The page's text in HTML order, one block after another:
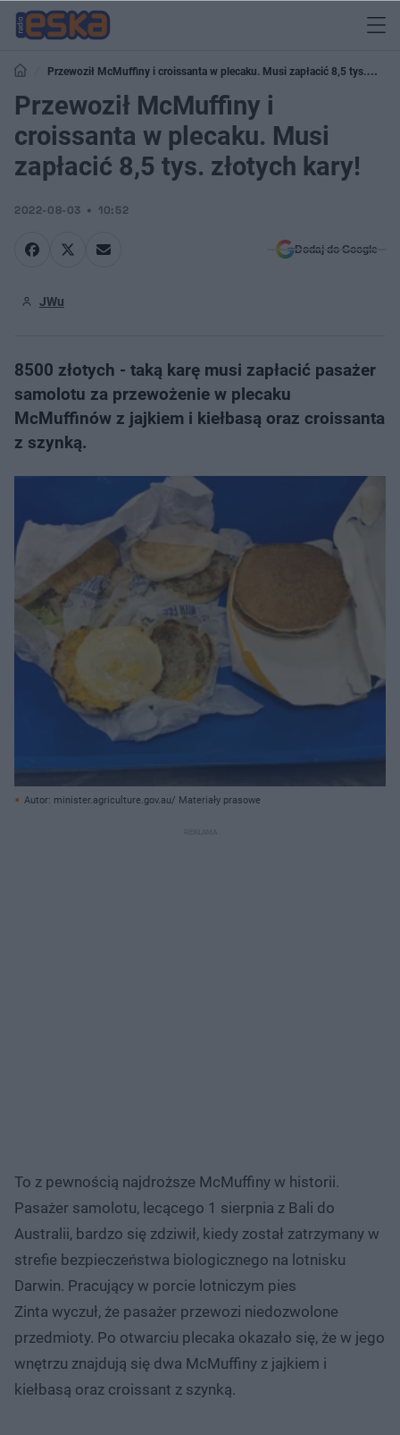
Przewoził McMuffiny i croissanta w plecaku. Musi zapłacić 8,5 tys.
złotych kary!
Przewoził McMuffiny i
croissanta w plecaku. Musi
zapłacić 8,5 tys. złotych kary!
2022-08-03 10:52
Dodaj do Google
JWu
8500 złotych - taką karę musi zapłacić pasażer
samolotu za przewożenie w plecaku
McMuffinów z jajkiem i kiełbasą oraz croissanta
z szynką.
Autor: minister.agriculture.gov.au/ Materiały prasowe
To z pewnością najdroższe McMuffiny w historii.
Pasażer samolotu, lecącego 1 sierpnia z Bali do
Australii, bardzo się zdziwił, kiedy został zatrzymany w
strefie bezpieczeństwa biologicznego na lotnisku
Darwin. Pracujący w porcie lotniczym pies
Zinta wyczuł, że pasażer przewozi niedozwolone
przedmioty. Po otwarciu plecaka okazało się, że w jego
wnętrzu znajdują się dwa McMuffiny z jajkiem i
kiełbasą oraz croissant z szynką.